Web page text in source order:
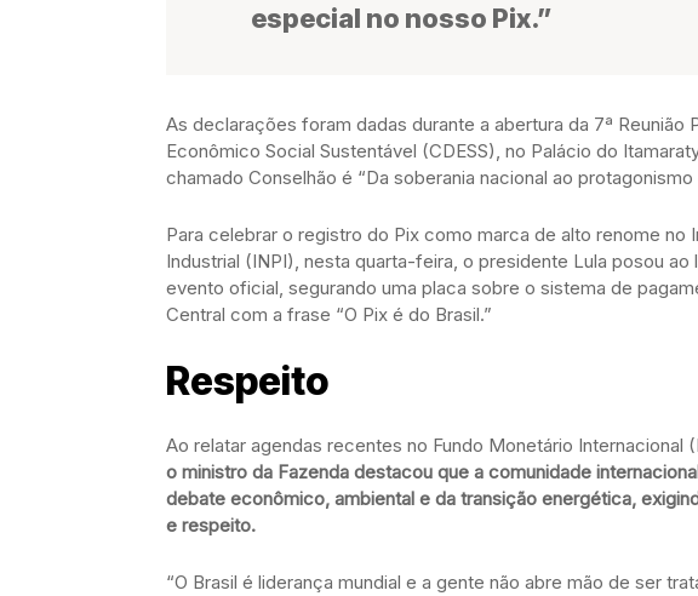
especial no nosso Pix.”
As declarações foram dadas durante a abertura da 7ª Reunião
Econômico Social Sustentável (CDESS), no Palácio do
chamado Conselhão é “Da soberania nacional ao protagonismo
Para celebrar o registro do Pix como marca de alto renome no
Industrial (INPI), nesta quarta-feira, o presidente Lula posou
evento oficial, segurando uma placa sobre o sistema de
Central com a frase “O Pix é do Brasil.”
Respeito
Ao relatar agendas recentes no Fundo Monetário Internacional
o ministro da Fazenda destacou que a comunidade
debate econômico, ambiental e da transição energética,
e respeito.
“O Brasil é liderança mundial e a gente não abre mão de ser